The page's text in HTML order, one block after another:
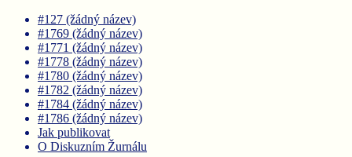
#127 (žádný název)
#1769 (žádný název)
#1771 (žádný název)
#1778 (žádný název)
#1780 (žádný název)
#1782 (žádný název)
#1784 (žádný název)
#1786 (žádný název)
Jak publikovat
O Diskuzním Žurnálu